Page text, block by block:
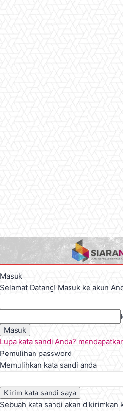
Masuk
Selamat Datang! Masuk ke akun
Lupa kata sandi Anda?
Pemulihan password
Memulihkan kata sandi anda
Sebuah kata sandi akan dikirimkan